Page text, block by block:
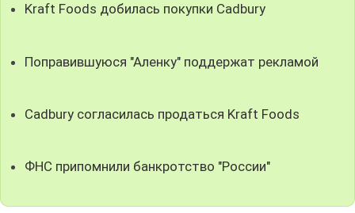
Kraft Foods добилась покупки Cadbury
Поправившуюся "Аленку" поддержат рекламой
Cadbury согласилась продаться Kraft Foods
ФНС припомнили банкротство "России"